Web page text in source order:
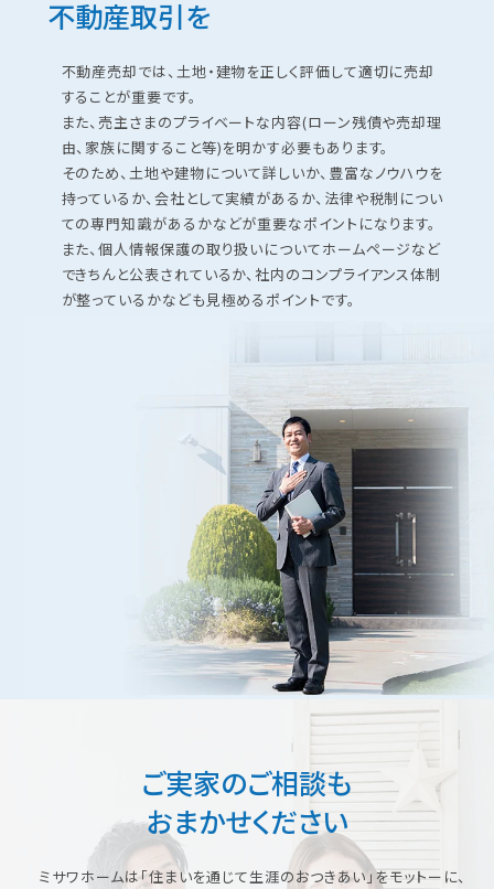
不動産取引を
不動産売却では、⼟地・建物を正しく評価して適切に売却
することが重要です。
また、売主さまのプライベートな内容(ローン残債や売却理
由、家族に関すること等)を明かす必要もあります。
そのため、⼟地や建物について詳しいか、豊富なノウハウを
持っているか、会社として実績があるか、法律や税制につい
ての専⾨知識があるかなどが重要なポイントになります。
また、個⼈情報保護の取り扱いについてホームページなど
できちんと公表されているか、社内のコンプライアンス体制
が整っているかなども⾒極めるポイントです。
ご実家のご相談も
おまかせください
ミサワホームは「住まいを通じて生涯のおつきあい」をモットーに、